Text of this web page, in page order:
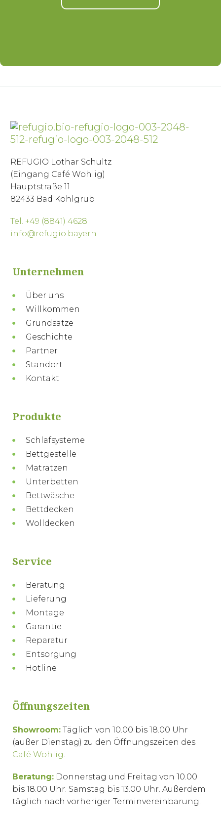
REFUGIO Lothar Schultz
(Eingang Café Wohlig)
Hauptstraße 11
82433 Bad Kohlgrub
Tel. +49 (8841) 4628
info@refugio.bayern
Unternehmen
Über uns
Willkommen
Grundsätze
Geschichte
Partner
Standort
Kontakt
Produkte
Schlafsysteme
Bettgestelle
Matratzen
Unterbetten
Bettwäsche
Bettdecken
Wolldecken
Service
Beratung
Lieferung
Montage
Garantie
Reparatur
Entsorgung
Hotline
Öffnungszeiten
Showroom: Täglich von 10.00 bis 18.00 Uhr
(außer Dienstag) zu den Öffnungszeiten des
Café Wohlig.
Beratung: Donnerstag und Freitag von 10.00
bis 18.00 Uhr. Samstag bis 13.00 Uhr. Außerdem
täglich nach vorheriger Terminvereinbarung.